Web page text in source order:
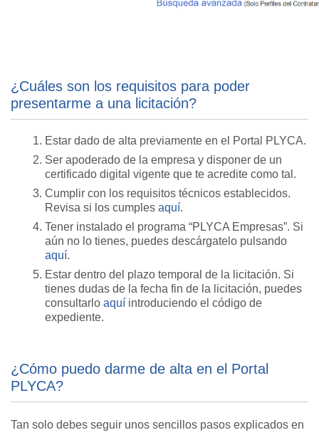
¿Cuáles son los requisitos para poder
presentarme a una licitación?
Estar dado de alta previamente en el Portal PLYCA.
Ser apoderado de la empresa y disponer de un
certificado digital vigente que te acredite como tal.
Cumplir con los requisitos técnicos establecidos.
Revisa si los cumples aquí.
Tener instalado el programa “PLYCA Empresas”. Si
aún no lo tienes, puedes descárgatelo pulsando
aquí.
Estar dentro del plazo temporal de la licitación. Si
tienes dudas de la fecha fin de la licitación, puedes
consultarlo aquí introduciendo el código de
expediente.
¿Cómo puedo darme de alta en el Portal
PLYCA?
Tan solo debes seguir unos sencillos pasos explicados en